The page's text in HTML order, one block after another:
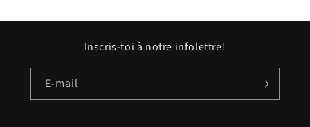
Inscris-toi à notre infolettre!
E-mail